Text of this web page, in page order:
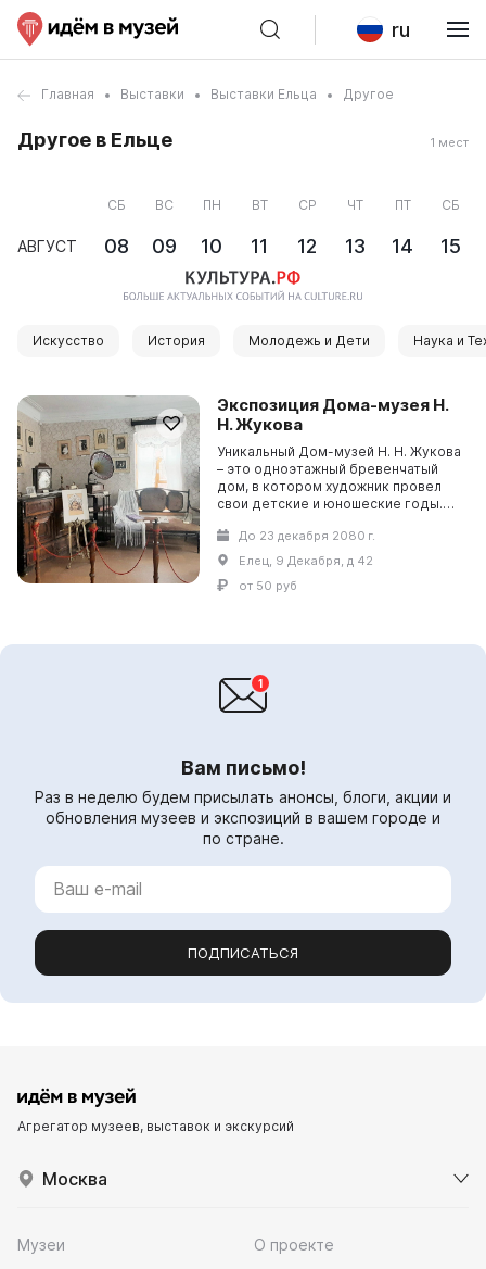
ru
Главная Выставки Выставки Ельца Другое
Другое в Ельце 1 мест
АВГУСТ
СБ
08
ВС
09
ПН
10
ВТ
11
СР
12
ЧТ
13
ПТ
14
СБ
15
Искусство История Молодежь и Дети Наука и
Экспозиция Дома-музея Н.
Н. Жукова
Уникальный Дом-музей Н. Н. Жукова
– это одноэтажный бревенчатый
дом, в котором художник провел
свои детские и юношеские годы.
прошла его «сердцевина
жизни».Музейная эк...
До 23 декабря 2080 г.
Елец, 9 Декабря, д 42
от 50 руб
Вам письмо!
Раз в неделю будем присылать анонсы, блоги, акции и
обновления музеев и экспозиций в вашем городе и
по стране.
ПОДПИСАТЬСЯ
Агрегатор музеев, выставок и экскурсий
Москва
Музеи
О проекте